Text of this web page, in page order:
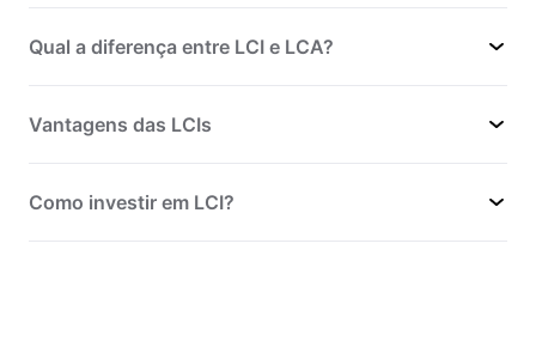
Qual a diferença entre LCI e LCA?
Vantagens das LCIs
Isenção de Imposto de Renda
Como investir em LCI?